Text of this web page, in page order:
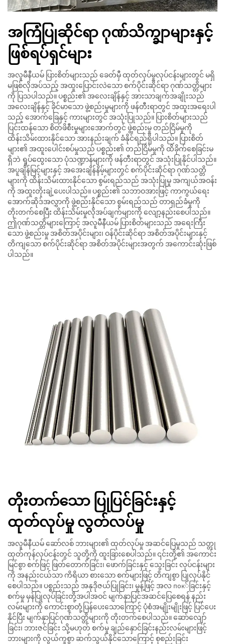
အကြံပြုဆိုင်ရာ ဂုဏ်သိက္ချာများနှင့်
ဖြစ်ရပ်ရှင်များ
အလူမီနီယမ် ပြားစိတ်များသည် ခေတ်မှီ ထုတ်လုပ်မှုလုပ်ငန်းများတွင် မရှိ
မဖြစ်လိုအပ်သည့် အထူးပြောင်းလဲသော စက်ပိုင်းဆိုင်ရာ ဂုဏ်သတ္တိများ
ကို ပြသပါသည်။ ပစ္စည်း၏ အလေးချိန်နှင့် အားသာချက်အချိုးသည်
အလေးချိန်နှင့် ခိုင်မာသော ဖွဲ့စည်းမှုများကို ဖန်တီးရာတွင် အထူးအရေးပါ
သည့် အောက်ခြေနှင့် ကားများတွင် အသုံးပြုသည်။ ပြားစိတ်များသည်
ပြင်းထန်သော စိတ်ဖိစီးမှုများအောက်တွင် ဖွဲ့စည်းမှု တည်ငြိမ်မှုကို
ထိန်းသိမ်းထားနိုင်သော အားနည်းချက် ခံနိုင်ရည်ရှိပါသည်။ ပြားစိတ်
များ၏ အထူးပေါင်းစပ်မှုသည် ပစ္စည်း၏ တည်ငြိမ်မှုကို ထိခိုက်စေခြင်းမ
ရှိဘဲ ရှုပ်ထွေးသော ပုံသဏ္ဍာန်များကို ဖန်တီးရာတွင် အသုံးပြုနိုင်ပါသည်။
အပူချိန်မြင့်များနှင့် အအေးချိန်နိမ့်များတွင် စက်ပိုင်းဆိုင်ရာ ဂုဏ်သတ္တိ
များကို ထိန်းသိမ်းထားနိုင်သော စွမ်းရည်သည် အသုံးပြုမှု အကျယ်အဝန်း
ကို အထူးတိုးချဲ့ပေးပါသည်။ ပစ္စည်း၏ သဘာဝအားဖြင့် ကာကွယ်ရေး
အောက်ဆိုဒ်အလွှာကို ဖွဲ့စည်းနိုင်သော စွမ်းရည်သည် တာရှည်ခံမှုကို
တိုးတက်စေပြီး ထိန်းသိမ်းမှုလိုအပ်ချက်များကို လျော့နည်းစေပါသည်။
ဤဂုဏ်သတ္တိများကြောင့် အလူမီနီယမ် ပြားစိတ်များသည် အရေးကြီး
သော ဖွဲ့စည်းမှု အစိတ်အပိုင်းများ၊ ဝန်ပိုင်းဆိုင်ရာ အစိတ်အပိုင်းများနှင့်
တိကျသော စက်ပိုင်းဆိုင်ရာ အစိတ်အပိုင်းများအတွက် အကောင်းဆုံးဖြစ်
ပါသည်။
တိုးတက်သော ပြုပြင်ခြင်းနှင့်
ထုတ်လုပ်မှု လွတ်လပ်မှု
အလူမီနီယမ် ဆော်လစ် ဘားများ၏ ထုတ်လုပ်မှု အဆင်ပြေမှုသည် သတ္တု
ထုတ်ကုန်လုပ်ငန်းတွင် သူတို့ကို ထူးခြားစေပါသည်။ ၎င်းတို့၏ အကောင်း
မြင်စွာ စက်ဖြင့် ဖြတ်တောက်ခြင်း၊ ဖောက်ခြင်းနှင့် သွေးခြင်း လုပ်ငန်းများ
ကို အနည်းငယ်သာ ကိရိယာ စားသော စက်များဖြင့် တိကျစွာ ပြုလုပ်နိုင်
စေပါသည်။ ပစ္စည်းသည် အနုဒိုဇယ်ပြုခြင်း၊ မှုန့်ဖြင့် အလ пок်ခြင်းနှင့်
စက်မှု မှန်ပြုလုပ်ခြင်းတို့အပါအဝင် မျက်နှာပြင်အဆင်ပြေစေရန် နည်း
လမ်းများကို ကောင်းစွာတုံ့ပြန်ပေးသောကြောင့် ပုံစံအမျိုးမျိုးဖြင့် ပြင်ပေး
နိုင်ပြီး မျက်နှာပြင်ဂုဏ်သတ္တိများကို တိုးတက်စေပါသည်။ ဆော်လျော်
ခြင်း၊ ဘားဇင်ခြင်း သို့မဟုတ် စက်မှု ချည်နှောင်ခြင်းနည်းလမ်းများဖြင့်
ဘားများကို လွယ်ကူစွာ ဆက်သွယ်နိုင်သောကြောင့် စုစည်းခြင်း